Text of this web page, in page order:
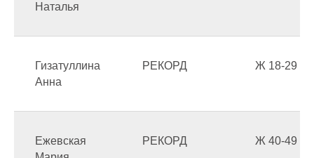
Наталья
Гизатуллина
Анна
РЕКОРД Ж 18-29
Ежевская
РЕКОРД Ж 40-49